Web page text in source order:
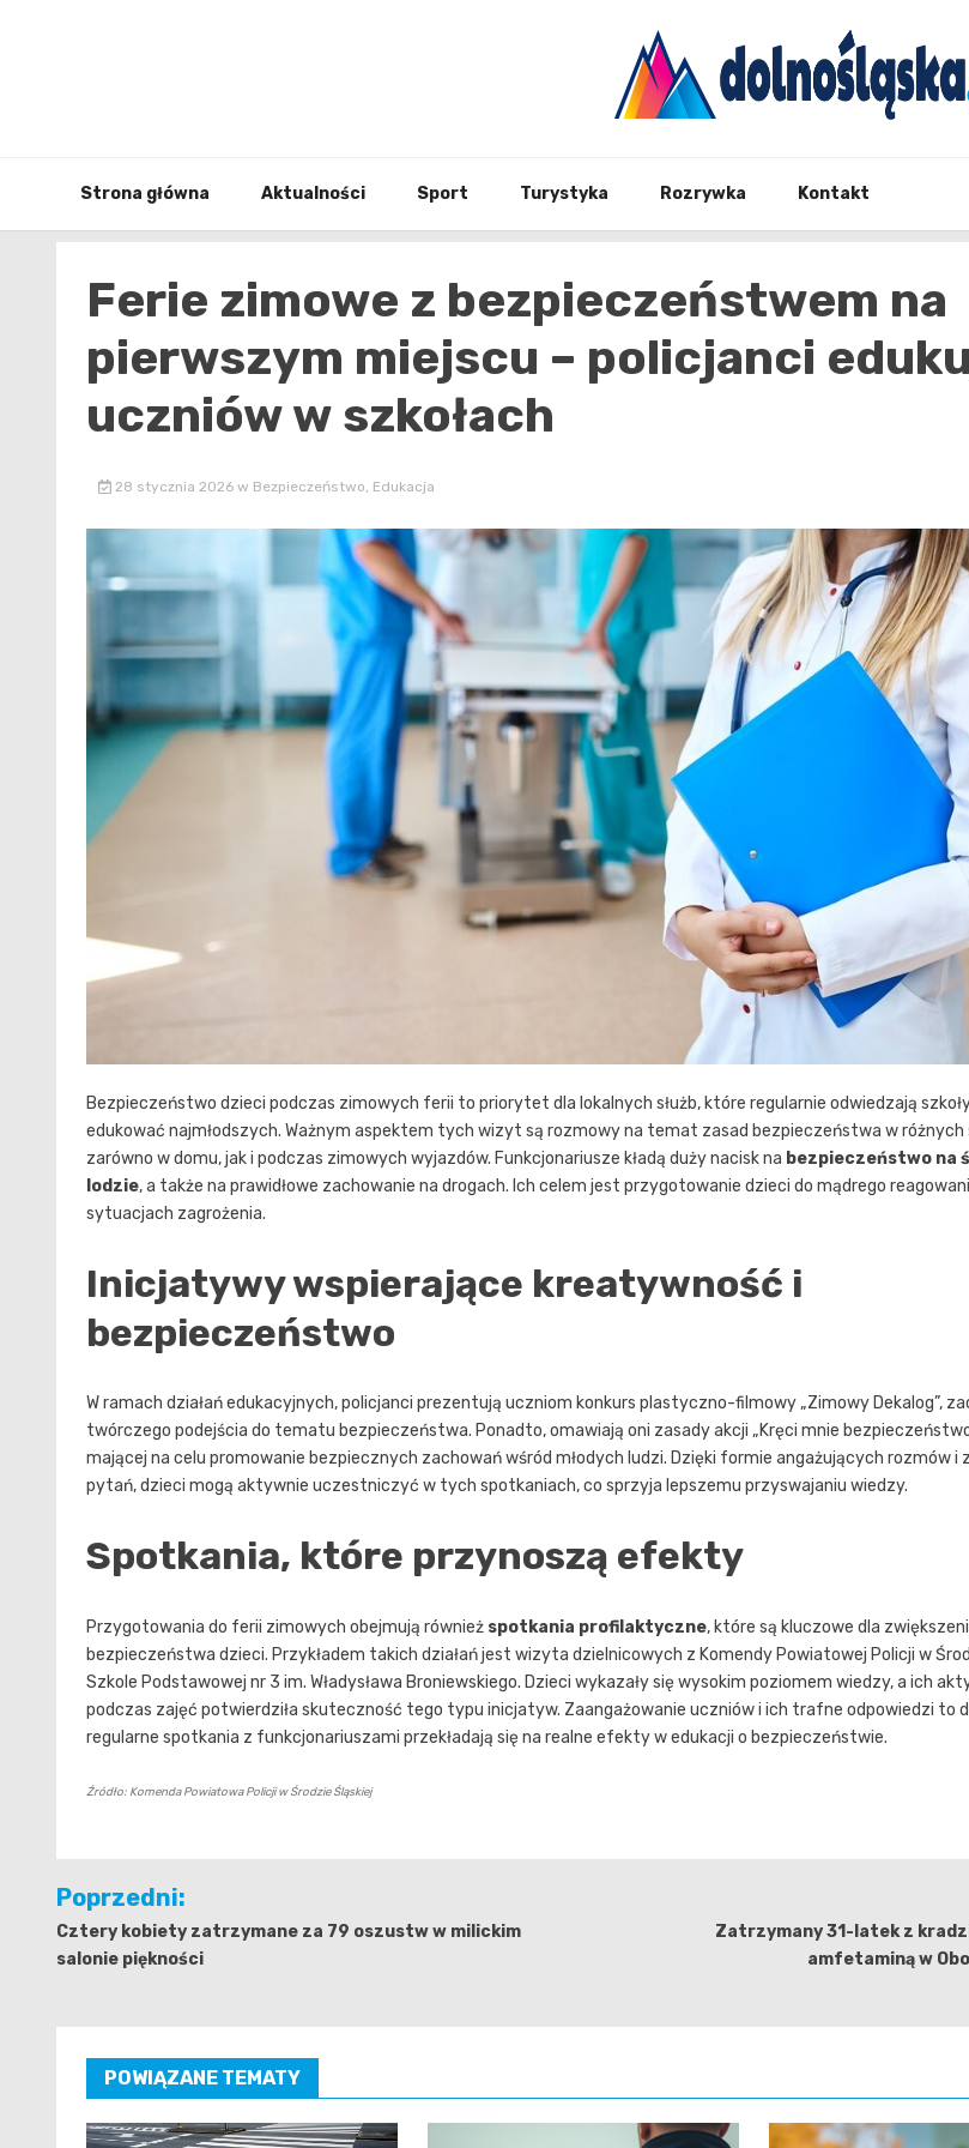
Strona główna Aktualności Sport Turystyka Rozrywka Kontakt
Ferie zimowe z bezpieczeństwem na
pierwszym miejscu – policjanci
uczniów w szkołach
28 stycznia 2026 w Bezpieczeństwo, Edukacja
Bezpieczeństwo dzieci podczas zimowych ferii to priorytet dla lokalnych służb, które regularnie odwiedzają
edukować najmłodszych. Ważnym aspektem tych wizyt są rozmowy na temat zasad bezpieczeństwa w
zarówno w domu, jak i podczas zimowych wyjazdów. Funkcjonariusze kładą duży nacisk na bezpieczeństwo na
lodzie, a także na prawidłowe zachowanie na drogach. Ich celem jest przygotowanie dzieci do mądrego
sytuacjach zagrożenia.
Inicjatywy wspierające kreatywność i
bezpieczeństwo
W ramach działań edukacyjnych, policjanci prezentują uczniom konkurs plastyczno-filmowy „Zimowy Dekalog”,
twórczego podejścia do tematu bezpieczeństwa. Ponadto, omawiają oni zasady akcji „Kręci mnie
mającej na celu promowanie bezpiecznych zachowań wśród młodych ludzi. Dzięki formie angażujących rozmów i
pytań, dzieci mogą aktywnie uczestniczyć w tych spotkaniach, co sprzyja lepszemu przyswajaniu wiedzy.
Spotkania, które przynoszą efekty
Przygotowania do ferii zimowych obejmują również spotkania profilaktyczne, które są kluczowe dla
bezpieczeństwa dzieci. Przykładem takich działań jest wizyta dzielnicowych z Komendy Powiatowej Policji w
Szkole Podstawowej nr 3 im. Władysława Broniewskiego. Dzieci wykazały się wysokim poziomem wiedzy, a ich
podczas zajęć potwierdziła skuteczność tego typu inicjatyw. Zaangażowanie uczniów i ich trafne odpowiedzi to
regularne spotkania z funkcjonariuszami przekładają się na realne efekty w edukacji o bezpieczeństwie.
Źródło: Komenda Powiatowa Policji w Środzie Śląskiej
Nawigacja
wpisu
Poprzedni:
Cztery kobiety zatrzymane za 79 oszustw w milickim
salonie piękności
Zatrzymany 31-latek z
amfetaminą w
POWIĄZANE TEMATY